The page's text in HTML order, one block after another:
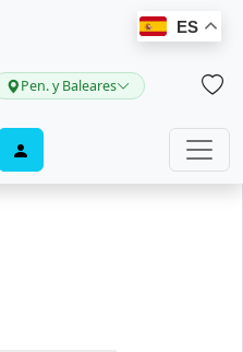
ES
Pen. y Baleares